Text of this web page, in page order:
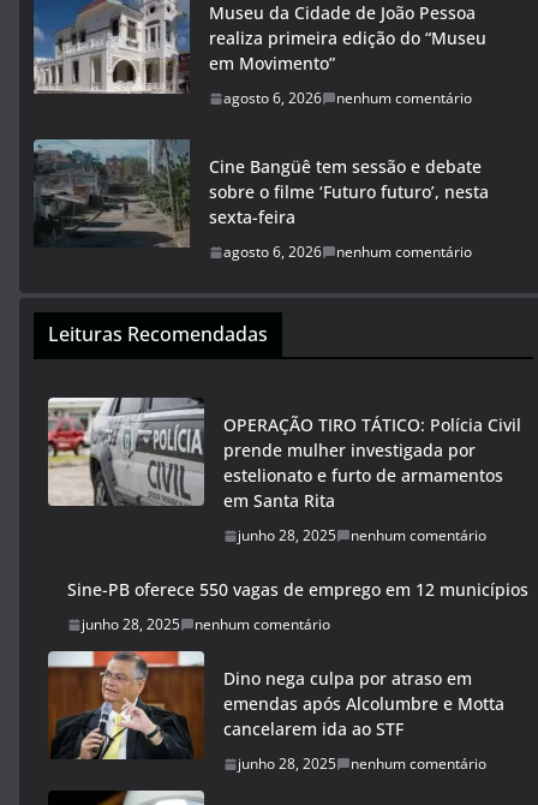
Museu da Cidade de João Pessoa
realiza primeira edição do “Museu
em Movimento”
agosto 6, 2026 nenhum comentário
Cine Bangüê tem sessão e debate
sobre o filme ‘Futuro futuro’, nesta
sexta-feira
agosto 6, 2026 nenhum comentário
Leituras Recomendadas
OPERAÇÃO TIRO TÁTICO: Polícia Civil
prende mulher investigada por
estelionato e furto de armamentos
em Santa Rita
junho 28, 2025 nenhum comentário
Sine-PB oferece 550 vagas de emprego em 12 municípios
junho 28, 2025 nenhum comentário
Dino nega culpa por atraso em
emendas após Alcolumbre e Motta
cancelarem ida ao STF
junho 28, 2025 nenhum comentário